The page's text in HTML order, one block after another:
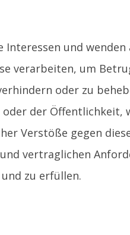
und
verarbeiten, um
oder zu
der
Verstöße gegen
vertraglichen
zu erfüllen.